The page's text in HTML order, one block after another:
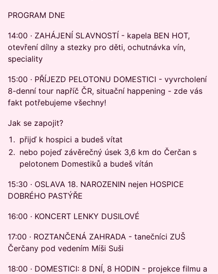
PROGRAM DNE
14:00 · ZAHÁJENÍ SLAVNOSTÍ - kapela BEN HOT,
otevření dílny a stezky pro děti, ochutnávka vín,
speciality
15:00 · PŘÍJEZD PELOTONU DOMESTICI - vyvrcholení
8-denní tour napříč ČR, situační happening - zde vás
fakt potřebujeme všechny!
Jak se zapojit?
přijď k hospici a budeš vítat
nebo pojeď závěrečný úsek 3,6 km do Čerčan s
pelotonem Domestiků a budeš vítán
15:30 · OSLAVA 18. NAROZENIN nejen HOSPICE
DOBRÉHO PASTÝŘE
16:00 · KONCERT LENKY DUSILOVÉ
17:00 · ROZTANČENÁ ZAHRADA - tanečníci ZUŠ
Čerčany pod vedením Míši Suši
18:00 · DOMESTICI: 8 DNÍ, 8 HODIN - projekce filmu a